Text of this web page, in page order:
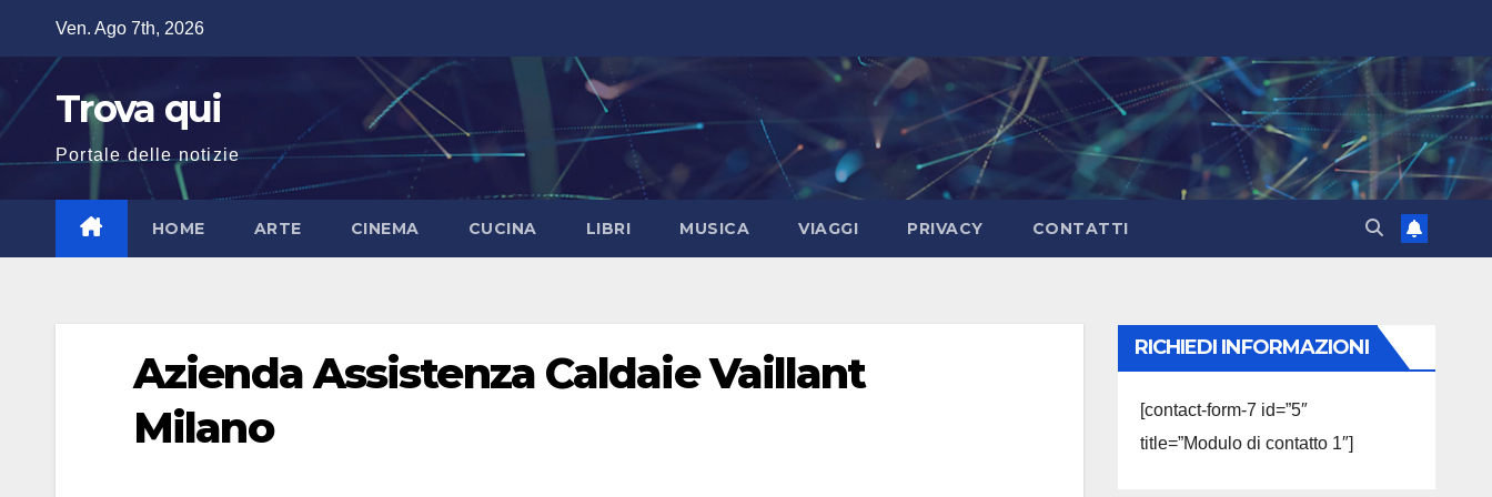
contenuto
Ven. Ago 7th, 2026
Trova qui
Portale delle notizie
HOME ARTE CINEMA CUCINA LIBRI MUSICA VIAGGI PRIVACY CONTATTI
Azienda Assistenza Caldaie Vaillant
Milano
RICHIEDI INFORMAZIONI
[contact-form-7 id=”5″
title=”Modulo di contatto 1″]